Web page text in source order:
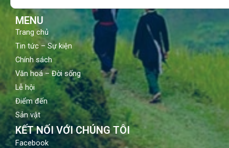
MENU
Trang chủ
Tin tức – Sự kiện
Chính sách
Văn hoá – Đời sống
Lễ hội
Điểm đến
Sản vật
KẾT NỐI VỚI CHÚNG TÔI
Facebook